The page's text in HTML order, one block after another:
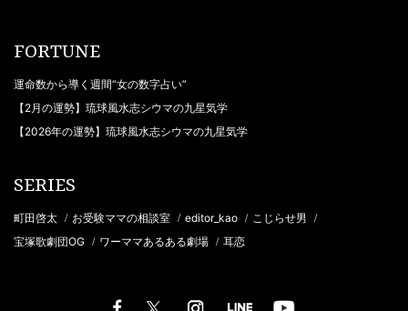
FORTUNE
運命数から導く週間“女の数字占い”
【2月の運勢】琉球風水志シウマの九星気学
【2026年の運勢】琉球風水志シウマの九星気学
SERIES
町田啓太 / お受験ママの相談室 / editor_kao / こじらせ男 /
宝塚歌劇団OG / ワーママあるある劇場 / 耳恋